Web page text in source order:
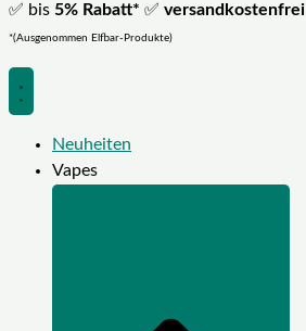
✅ bis 5% Rabatt* ✅ versandkostenfrei
*(Ausgenommen Elfbar-Produkte)
Neuheiten
Vapes